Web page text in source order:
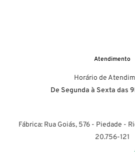
Atendimento
Horário de
De Segunda à Sexta das
Fábrica: Rua Goiás, 576 - Piedade -
20.756-121